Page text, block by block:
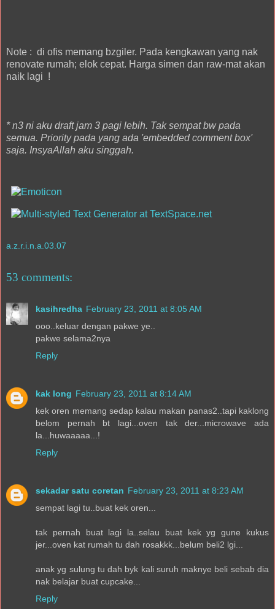
Note : di ofis memang bzgiler. Pada kengkawan yang nak
renovate rumah; elok cepat. Harga simen dan raw-mat akan
naik lagi !
* n3 ni aku draft jam 3 pagi lebih. Tak sempat bw pada
semua. Priority pada yang ada 'embedded comment box'
saja. InsyaAllah aku singgah.
a.z.r.i.n.a.03.07
53 comments:
kasihredha February 23, 2011 at 8:05 AM
ooo..keluar dengan pakwe ye..
pakwe selama2nya
Reply
kak long February 23, 2011 at 8:14 AM
kek oren memang sedap kalau makan panas2..tapi kaklong
belom pernah bt lagi...oven tak der...microwave ada
la...huwaaaaa...!
Reply
sekadar satu coretan February 23, 2011 at 8:23 AM
sempat lagi tu..buat kek oren...
tak pernah buat lagi la..selau buat kek yg gune kukus
jer...oven kat rumah tu dah rosakkk...belum beli2 lgi...
anak yg sulung tu dah byk kali suruh maknye beli sebab dia
nak belajar buat cupcake...
Reply